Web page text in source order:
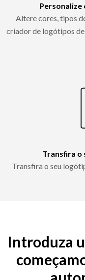
Personalize
Altere cores, tipos
criador de logótipos
Transfira o
Transfira o seu
Introduza